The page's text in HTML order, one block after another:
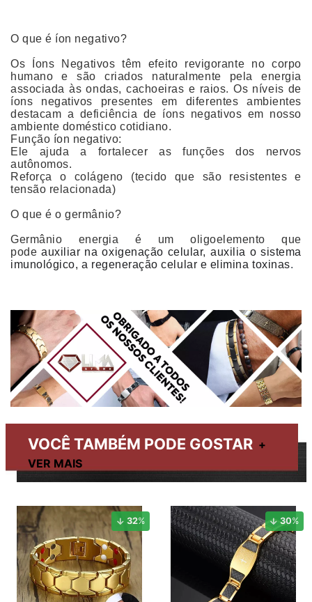
O que é íon negativo?
Os Íons Negativos têm efeito revigorante no corpo
humano e são criados naturalmente pela energia
associada às ondas, cachoeiras e raios. Os níveis de
íons negativos presentes em diferentes ambientes
destacam a deficiência de íons negativos em nosso
ambiente doméstico cotidiano.
Função íon negativo:
Ele ajuda a fortalecer as funções dos nervos
autônomos.
Reforça o colágeno (tecido que são resistentes e
tensão relacionada)
O que é o germânio?
Germânio energia é um oligoelemento que
podeauxiliar na oxigenação celular, auxilia o sistema
imunológico, a regeneração celular e elimina toxinas.
VOCÊ TAMBÉM PODE GOSTAR
32% 30%